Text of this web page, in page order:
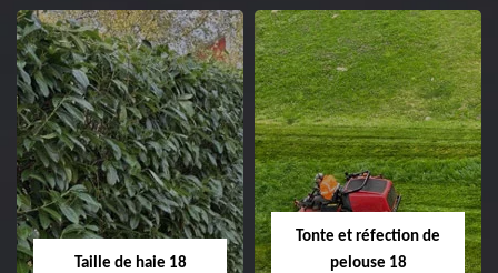
02.52.56.49.40
Elagage d'arbre 18
Entreprise élagage
d'arbre 18 Cher tel:
02.52.56.49.40
Abattage d'arbres
18
Entreprise abattage
Taille de haie 18
Tonte et réfection de
pelouse 18